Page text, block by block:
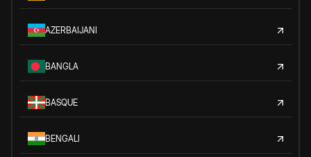
AZERBAIJANI
BANGLA
BASQUE
BENGALI